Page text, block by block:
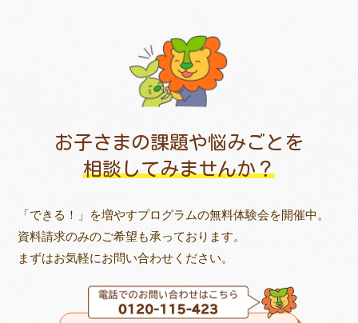
お子さまの課題や悩みごとを
相談してみませんか？
「できる！」を増やすプログラムの無料体験会を開催中。
資料請求のみのご希望も承っております。
まずはお気軽にお問い合わせください。